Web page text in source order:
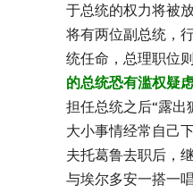
于总统的权力将被
将有两位副总统，
统任命，总理职位则
的总统恐有滥权疑
担任总统之后“露出
大小事情经常自己
夫托葛鲁去职后，
与埃尔多安一搭一